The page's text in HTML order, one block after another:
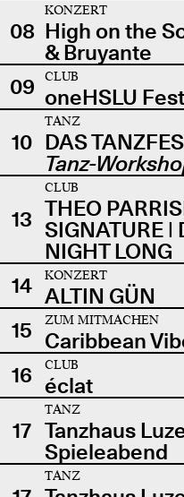
08
KONZERT
High on the
& Bruyante
09
CLUB
oneHSLU
10
TANZ
DAS
Tanz-
13
CLUB
THEO
SIGNATURE |
NIGHT LONG
14
KONZERT
ALTIN GÜN
15
ZUM MITMACHEN
Caribbean
16
CLUB
éclat
17
TANZ
Tanzhaus
Spieleabend
TANZ